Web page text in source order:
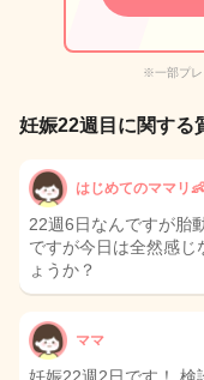
※一部プレ
妊娠22週目に関する
はじめてのママリ👶
22週6日なんですが胎
ですが今日は全然感じ
ょうか？
ママ